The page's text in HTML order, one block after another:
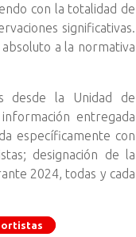
con la totalidad de
significativas.
a la normativa
desde la Unidad de
entregada
específicamente con
designación de la
2024, todas y cada